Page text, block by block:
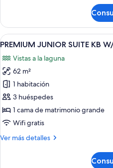
VIEW
SUITE
W/
BALCONY
&
POOL
VIEW
Abrir
todas
las
fotos
de
PREMIUM
JUNIOR
SUITE
W/
11
PREMIUM JUNIOR SUITE KB
Vistas a la laguna
62 m²
1 habitación
3 huéspedes
1 cama de matrimonio grande
Wifi gratis
Ver más detalles
Más